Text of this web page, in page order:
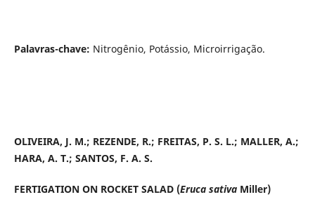
Palavras-chave: Nitrogênio, Potássio, Microirrigação.
OLIVEIRA, J. M.; REZENDE, R.; FREITAS, P. S. L.; MALLER, A.;
HARA, A. T.; SANTOS, F. A. S.
FERTIGATION ON ROCKET SALAD (Eruca sativaMiller)